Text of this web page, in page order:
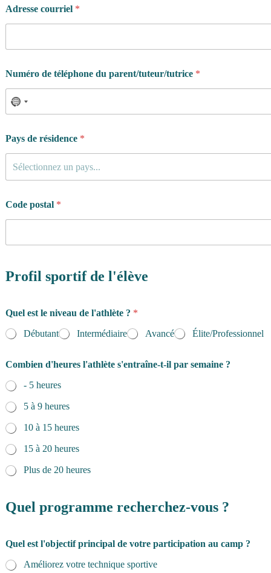
Adresse courriel *
Numéro de téléphone du parent/tuteur/tutrice *
Pays de résidence *
Sélectionnez un pays...
Code postal *
Profil sportif de l'élève
Quel est le niveau de l'athlète ? *
Débutant
Intermédiaire Avancé Élite/Professionnel
Combien d'heures l'athlète s'entraîne-t-il par semaine ?
- 5 heures
5 à 9 heures
10 à 15 heures
15 à 20 heures
Plus de 20 heures
Quel programme recherchez-vous ?
Quel est l'objectif principal de votre participation au camp ?
Améliorez votre technique sportive